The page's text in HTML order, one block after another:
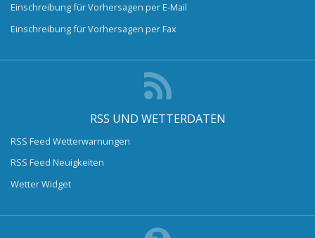
Einschreibung für Vorhersagen per E-Mail
Einschreibung für Vorhersagen per Fax
RSS UND WETTERDATEN
RSS Feed Wetterwarnungen
RSS Feed Neuigkeiten
Wetter Widget